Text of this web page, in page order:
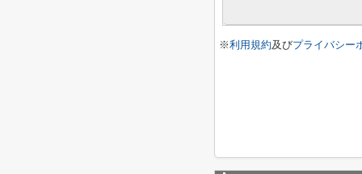
※利用規約及びプライバシー